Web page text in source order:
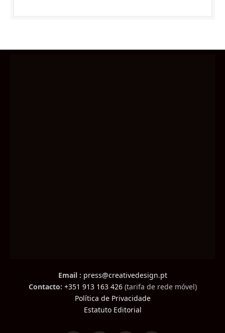
Email : press@creativedesign.pt
Contacto: +351 913 163 426(tarifa de rede móvel)
Política de Privacidade
Estatuto Editorial